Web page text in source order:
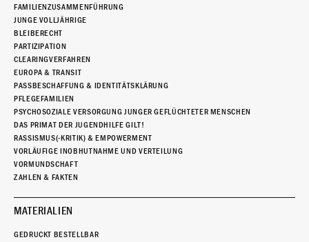
FAMILIENZUSAMMENFÜHRUNG
JUNGE VOLLJÄHRIGE
BLEIBERECHT
PARTIZIPATION
CLEARINGVERFAHREN
EUROPA & TRANSIT
PASSBESCHAFFUNG & IDENTITÄTSKLÄRUNG
PFLEGEFAMILIEN
PSYCHOSOZIALE VERSORGUNG JUNGER GEFLÜCHTETER MENSCHEN
DAS PRIMAT DER JUGENDHILFE GILT!
RASSISMUS(-KRITIK) & EMPOWERMENT
VORLÄUFIGE INOBHUTNAHME UND VERTEILUNG
VORMUNDSCHAFT
ZAHLEN & FAKTEN
MATERIALIEN
GEDRUCKT BESTELLBAR